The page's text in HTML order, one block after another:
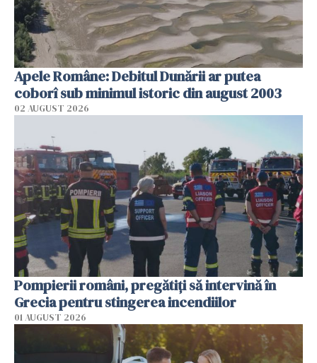
Apele Române: Debitul Dunării ar putea
coborî sub minimul istoric din august 2003
02 AUGUST 2026
Pompierii români, pregătiţi să intervină în
Grecia pentru stingerea incendiilor
01 AUGUST 2026